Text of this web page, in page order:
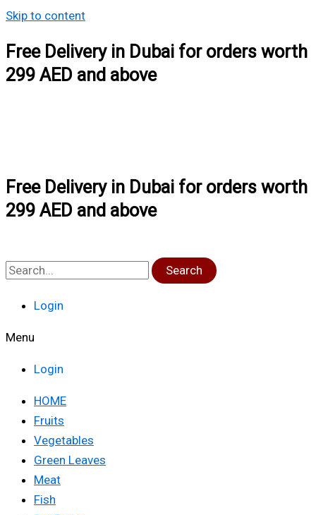
Skip to content
Free Delivery in Dubai for orders worth
299 AED and above
Free Delivery in Dubai for orders worth
299 AED and above
Search
Login
Menu
Login
HOME
Fruits
Vegetables
Green Leaves
Meat
Fish